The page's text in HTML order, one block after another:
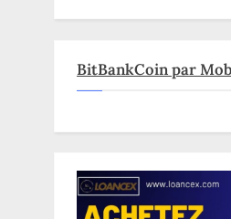
BitBankCoin par